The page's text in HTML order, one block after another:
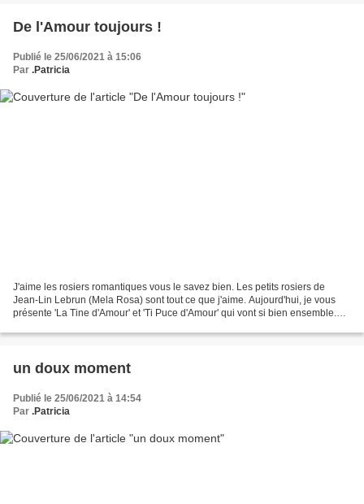
De l'Amour toujours !
Publié le 25/06/2021 à 15:06
Par .Patricia
J'aime les rosiers romantiques vous le savez bien. Les petits rosiers de
Jean-Lin Lebrun (Mela Rosa) sont tout ce que j'aime. Aujourd'hui, je vous
présente 'La Tine d'Amour' et 'Ti Puce d'Amour' qui vont si bien ensemble.
un doux moment
Publié le 25/06/2021 à 14:54
Par .Patricia